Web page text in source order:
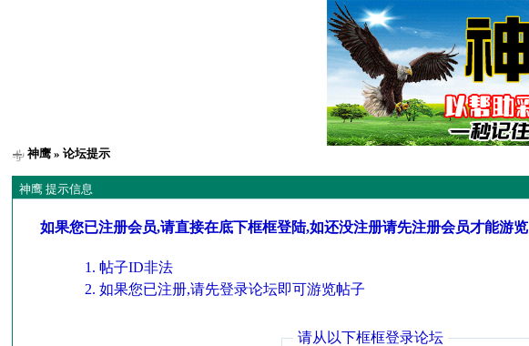
神鹰 » 论坛提示
神鹰 提示信息
如果您已注册会员,请直接在底下框框登陆,如还没注册请先注册会员才能游览
帖子ID非法
如果您已注册,请先登录论坛即可游览帖子
请从以下框框登录论坛